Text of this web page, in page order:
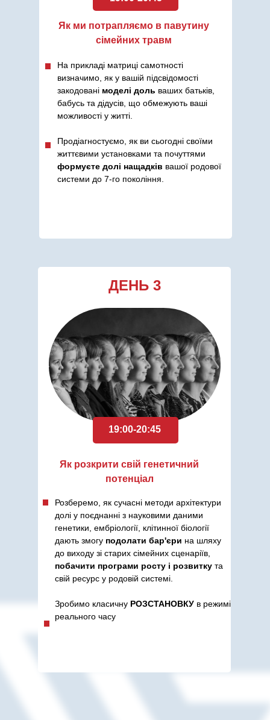
Розберемо, як сучасні методи архітектури
долі у поєднанні з науковими даними
генетики, ембріології, клітинної біології
дають змогу подолати бар'єри на шляху
до виходу зі старих сімейних сценаріїв,
побачити програми росту і розвитку та
свій ресурс у родовій системі.
Зробимо класичну РОЗСТАНОВКУ в режимі
реального часу
Як розкрити свій генетичний
потенціал
На прикладі матриці самотності
визначимо, як у вашій підсвідомості
закодовані моделі доль ваших батьків,
бабусь та дідусів, що обмежують ваші
можливості у житті.
Продіагностуємо, як ви сьогодні своїми
життєвими установками та почуттями
формуєте долі нащадків вашої родової
системи до 7-го покоління.
ДЕНЬ 3
19:00-20:45
Як ми потрапляємо в павутину
сімейних травм